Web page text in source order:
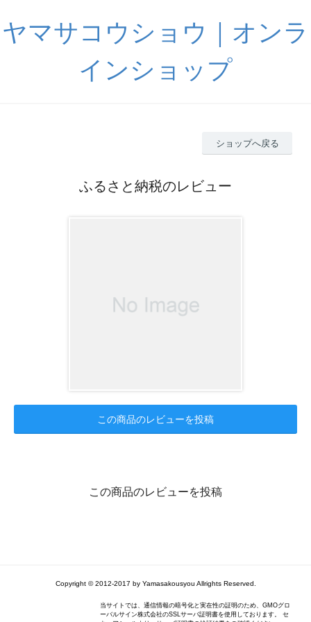
ヤマサコウショウ｜オンラ
インショップ
ショップへ戻る
ふるさと納税のレビュー
この商品のレビューを投稿
この商品のレビューを投稿
Copyright © 2012-2017 by Yamasakousyou Allrights Reserved.
当サイトでは、通信情報の暗号化と実在性の証明のため、GMOグロ
ーバルサイン株式会社のSSLサーバ証明書を使用しております。 セ